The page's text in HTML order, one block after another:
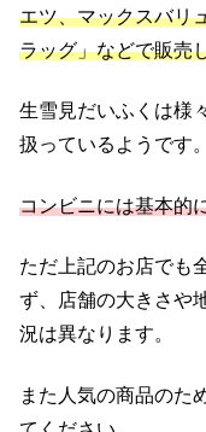
エツ、マックスバリ
ラッグ」などで販売
生雪見だいふくは様
扱っているようです。
コンビニには基本的
ただ上記のお店でも
ず、店舗の大きさや
況は異なります。
また人気の商品のた